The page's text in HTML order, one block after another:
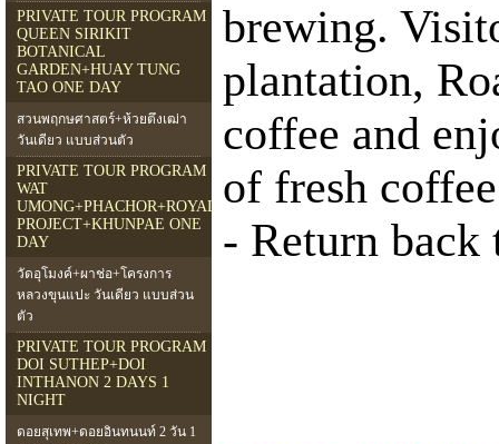
PRIVATE TOUR PROGRAM
QUEEN SIRIKIT
BOTANICAL
GARDEN+HUAY TUNG
TAO ONE DAY
สวนพฤกษศาสตร์+ห้วยตึงเฒ่า
วันเดียว แบบส่วนตัว
PRIVATE TOUR PROGRAM
WAT
UMONG+PHACHOR+ROYAL
PROJECT+KHUNPAE ONE
DAY
วัดอุโมงค์+ผาช่อ+โครงการ
หลวงขุนแปะ วันเดียว แบบส่วน
ตัว
PRIVATE TOUR PROGRAM
DOI SUTHEP+DOI
INTHANON 2 DAYS 1
NIGHT
ดอยสุเทพ+ดอยอินทนนท์ 2 วัน 1
brewing.
plantation,
coffee and
of fresh
- Return back